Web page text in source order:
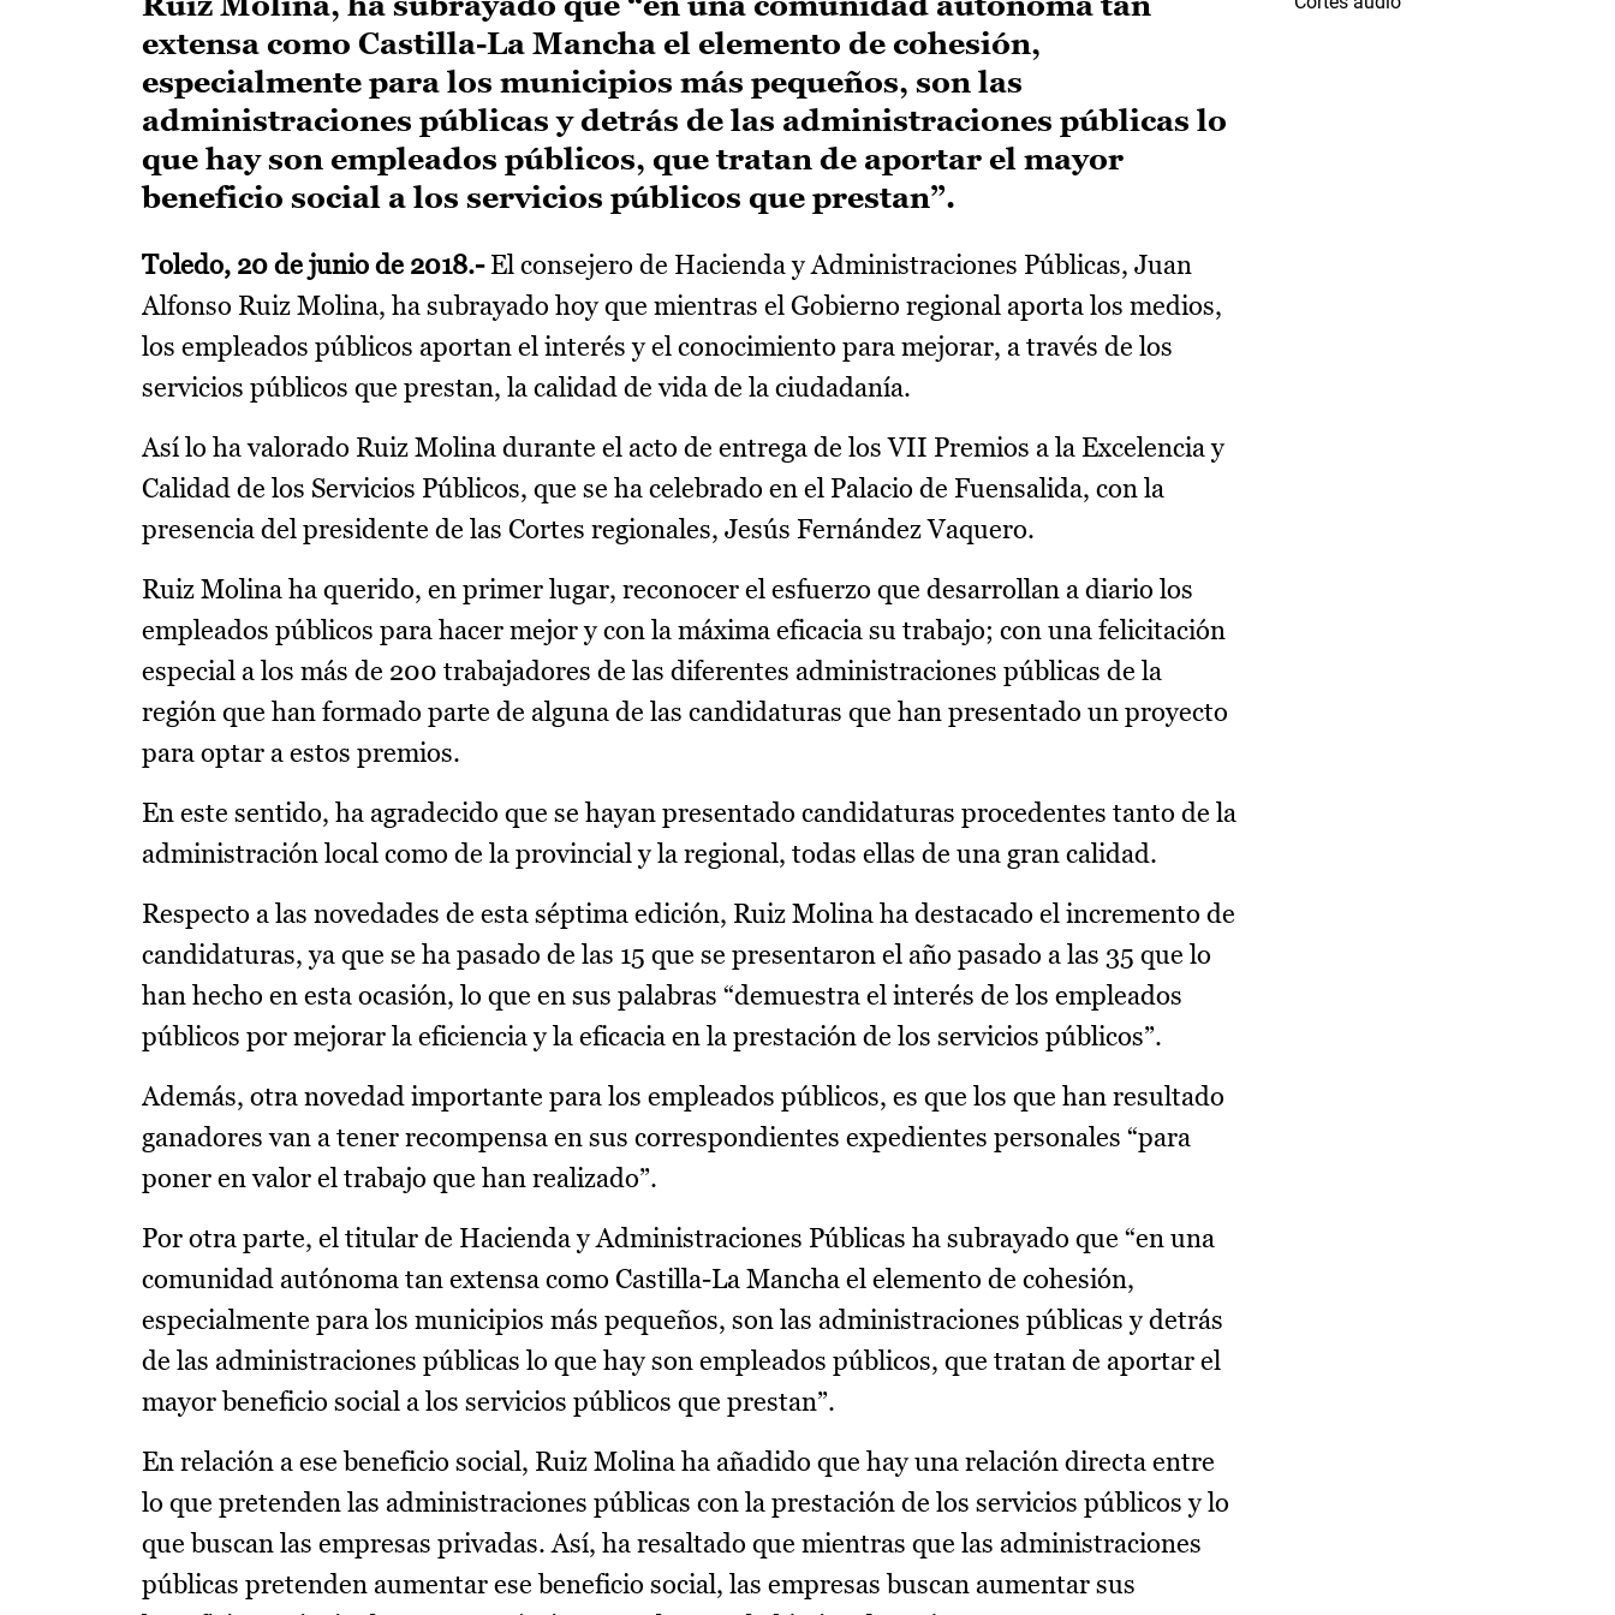
extensa como Castilla-La Mancha el elemento de cohesión,
especialmente para los municipios más pequeños, son las
administraciones públicas y detrás de las administraciones públicas lo
que hay son empleados públicos, que tratan de aportar el mayor
beneficio social a los servicios públicos que prestan”.
Toledo, 20 de junio de 2018.-El consejero de Hacienda y Administraciones Públicas, Juan
Alfonso Ruiz Molina, ha subrayado hoy que mientras el Gobierno regional aporta los medios,
los empleados públicos aportan el interés y el conocimiento para mejorar, a través de los
servicios públicos que prestan, la calidad de vida de la ciudadanía.
Así lo ha valorado Ruiz Molina durante el acto de entrega de los VII Premios a la Excelencia y
Calidad de los Servicios Públicos, que se ha celebrado en el Palacio de Fuensalida, con la
presencia del presidente de las Cortes regionales, Jesús Fernández Vaquero.
Ruiz Molina ha querido, en primer lugar, reconocer el esfuerzo que desarrollan a diario los
empleados públicos para hacer mejor y con la máxima eficacia su trabajo; con una felicitación
especial a los más de 200 trabajadores de las diferentes administraciones públicas de la
región que han formado parte de alguna de las candidaturas que han presentado un proyecto
para optar a estos premios.
En este sentido, ha agradecido que se hayan presentado candidaturas procedentes tanto de la
administración local como de la provincial y la regional, todas ellas de una gran calidad.
Respecto a las novedades de esta séptima edición, Ruiz Molina ha destacado el incremento de
candidaturas, ya que se ha pasado de las 15 que se presentaron el año pasado a las 35 que lo
han hecho en esta ocasión, lo que en sus palabras “demuestra el interés de los empleados
públicos por mejorar la eficiencia y la eficacia en la prestación de los servicios públicos”.
Además, otra novedad importante para los empleados públicos, es que los que han resultado
ganadores van a tener recompensa en sus correspondientes expedientes personales “para
poner en valor el trabajo que han realizado”.
Por otra parte, el titular de Hacienda y Administraciones Públicas ha subrayado que “en una
comunidad autónoma tan extensa como Castilla-La Mancha el elemento de cohesión,
especialmente para los municipios más pequeños, son las administraciones públicas y detrás
de las administraciones públicas lo que hay son empleados públicos, que tratan de aportar el
mayor beneficio social a los servicios públicos que prestan”.
En relación a ese beneficio social, Ruiz Molina ha añadido que hay una relación directa entre
lo que pretenden las administraciones públicas con la prestación de los servicios públicos y lo
que buscan las empresas privadas. Así, ha resaltado que mientras que las administraciones
públicas pretenden aumentar ese beneficio social, las empresas buscan aumentar sus